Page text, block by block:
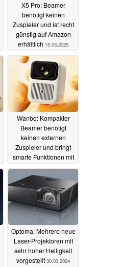
X5 Pro: Beamer
benötigt keinen
Zuspieler und ist recht
günstig auf Amazon
erhältlich 15.03.2025
Wanbo: Kompakter
Beamer benötigt
keinen externen
Zuspieler und bringt
smarte Funktionen mit
01.08.2024
Optoma: Mehrere neue
Laser-Projektoren mit
sehr hoher Helligkeit
vorgestellt 30.03.2024